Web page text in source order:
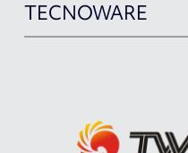
TECNOWARE